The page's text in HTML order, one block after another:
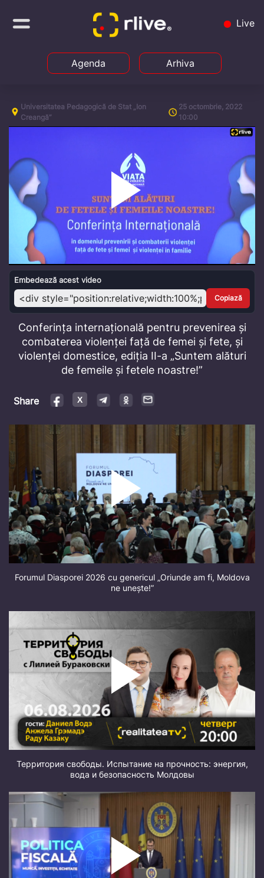
Live
Agenda Arhiva
Universitatea Pedagogică de Stat „Ion
Creangă”
25 octombrie, 2022
10:00
Play
Video
Embedează acest video
Copiază
Conferința internațională pentru prevenirea și
combaterea violenței față de femei și fete, și
violenței domestice, ediția II-a „Suntem alături
de femeile și fetele noastre!”
Share
Forumul Diasporei 2026 cu genericul „Oriunde am fi, Moldova
ne unește!”
Территория свободы. Испытание на прочность: энергия,
вода и безопасность Молдовы